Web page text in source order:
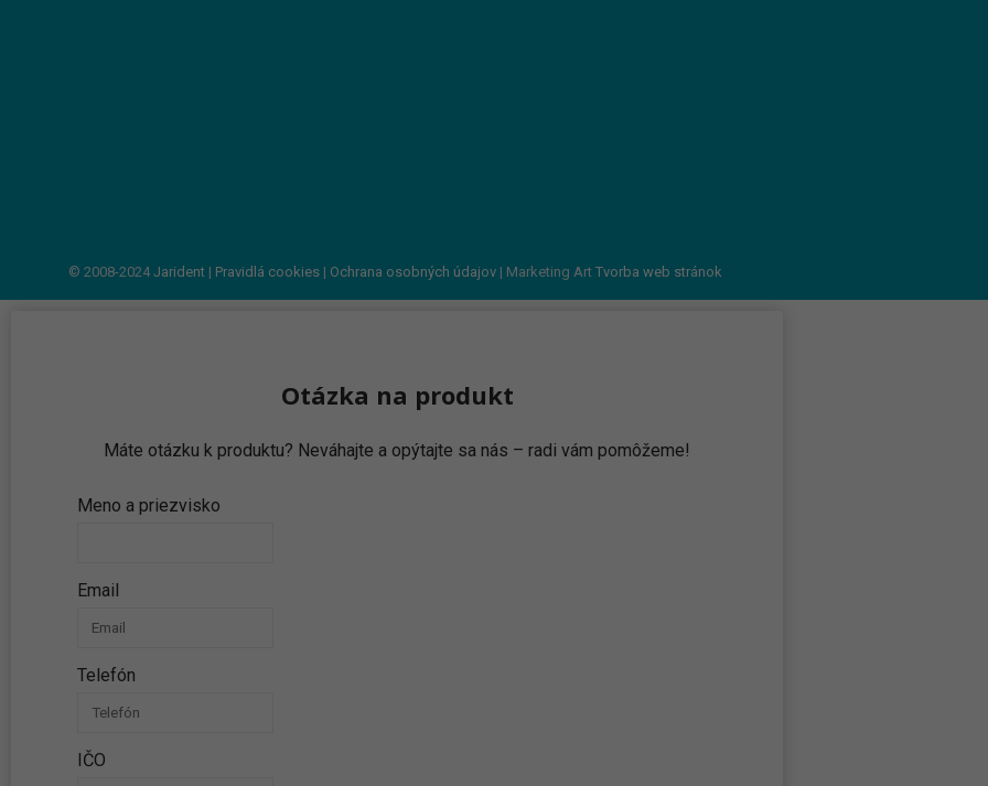
© 2008-2024Jarident | Pravidlá cookies | Ochrana osobných údajov | Marketing Art Tvorba web stránok
Otázka na produkt
Máte otázku k produktu? Neváhajte a opýtajte sa nás – radi vám pomôžeme!
Meno a priezvisko
Email
Telefón
IČO